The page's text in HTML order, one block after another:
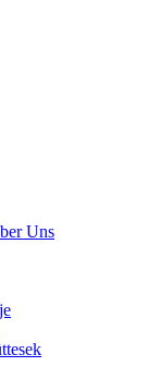
Uns